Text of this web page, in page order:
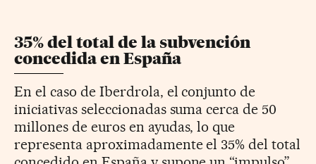
35% del total de la subvención
concedida en España
En el caso de Iberdrola, el conjunto de
iniciativas seleccionadas suma cerca de 50
millones de euros en ayudas, lo que
representa aproximadamente el 35% del total